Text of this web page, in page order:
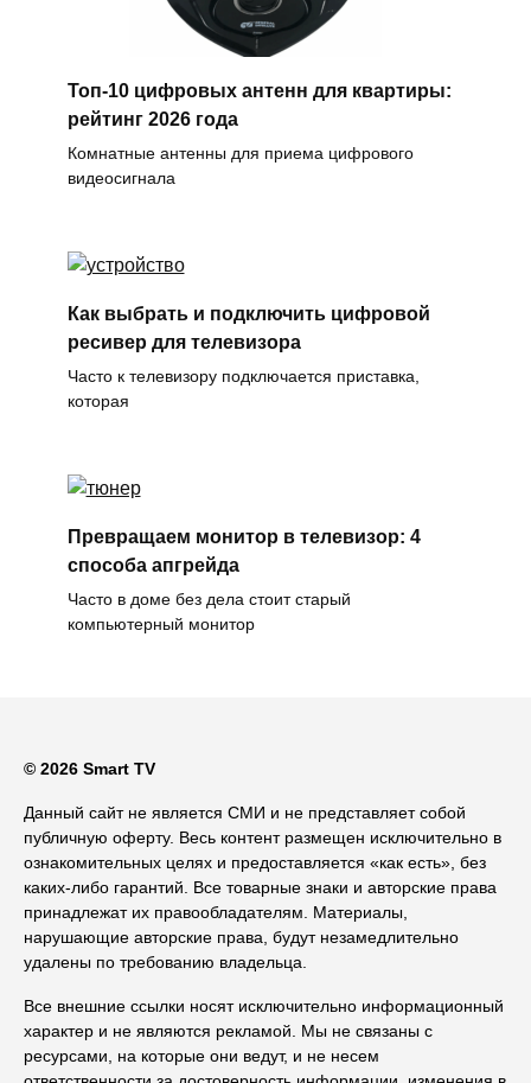
Топ-10 цифровых антенн для квартиры:
рейтинг 2026 года
Комнатные антенны для приема цифрового
видеосигнала
Как выбрать и подключить цифровой
ресивер для телевизора
Часто к телевизору подключается приставка,
которая
Превращаем монитор в телевизор: 4
способа апгрейда
Часто в доме без дела стоит старый
компьютерный монитор
© 2026 Smart TV
Данный сайт не является СМИ и не представляет собой
публичную оферту. Весь контент размещен исключительно в
ознакомительных целях и предоставляется «как есть», без
каких-либо гарантий. Все товарные знаки и авторские права
принадлежат их правообладателям. Материалы,
нарушающие авторские права, будут незамедлительно
удалены по требованию владельца.
Все внешние ссылки носят исключительно информационный
характер и не являются рекламой. Мы не связаны с
ресурсами, на которые они ведут, и не несем